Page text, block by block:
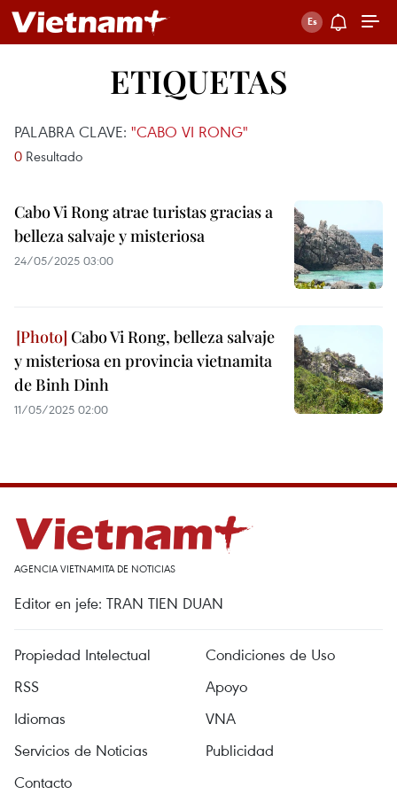
ETIQUETAS
PALABRA CLAVE: "CABO VI RONG"
0 Resultado
Cabo Vi Rong atrae turistas gracias a
belleza salvaje y misteriosa
24/05/2025 03:00
Cabo Vi Rong, belleza salvaje
y misteriosa en provincia vietnamita
de Binh Dinh
11/05/2025 02:00
AGENCIA VIETNAMITA DE NOTICIAS
Editor en jefe: TRAN TIEN DUAN
Propiedad Intelectual
Condiciones de Uso
RSS
Apoyo
Idiomas
VNA
Servicios de Noticias
Publicidad
Contacto